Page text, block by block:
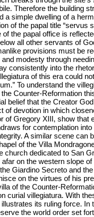
Therefore the building
a simple dwelling of a
of the papal title
of the papal office is
all other servants of
provisions must be
modesty through
consistently into the
of this era could
To understand the
Counter-Reformation
belief that the Creator
of devotion in which
of Gregory XIII, show that
for contemplation
A similar scene can
of the Villa
church dedicated to San
on the western slope
Giardino Secreto and
on the virtues of his
of the Counter-
curial villegiatura. With
its ruling force.
the world order set